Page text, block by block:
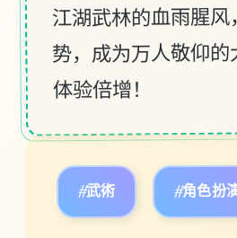
江湖武林的血雨腥
势，成为万人敬仰的
体验倍增！
#武術 #角色扮